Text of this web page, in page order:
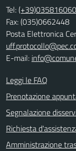
Tel:(+39)035816060
Fax: (035)0662448
Posta Elettronica
E-mail:
Leggi le FAQ
Prenotazione
Segnalazione
Richiesta
Amministrazione